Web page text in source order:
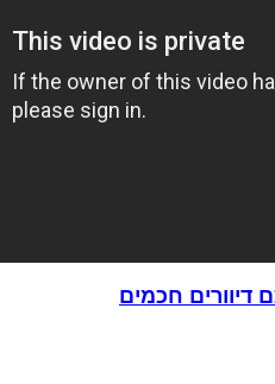
דיוורים חכמים